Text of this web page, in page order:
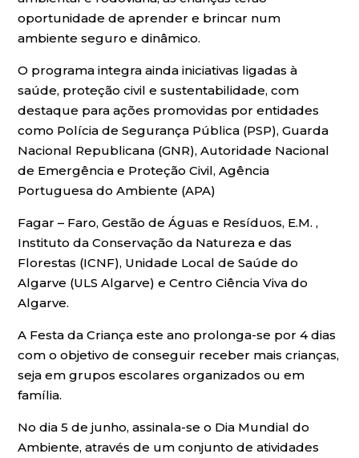
oportunidade de aprender e brincar num
ambiente seguro e dinâmico.
O programa integra ainda iniciativas ligadas à
saúde, proteção civil e sustentabilidade, com
destaque para ações promovidas por entidades
como Polícia de Segurança Pública (PSP), Guarda
Nacional Republicana (GNR), Autoridade Nacional
de Emergência e Proteção Civil, Agência
Portuguesa do Ambiente (APA)
Fagar – Faro, Gestão de Águas e Resíduos, E.M. ,
Instituto da Conservação da Natureza e das
Florestas (ICNF), Unidade Local de Saúde do
Algarve (ULS Algarve) e Centro Ciência Viva do
Algarve.
A Festa da Criança este ano prolonga-se por 4 dias
com o objetivo de conseguir receber mais crianças,
seja em grupos escolares organizados ou em
família.
No dia 5 de junho, assinala-se o Dia Mundial do
Ambiente, através de um conjunto de atividades